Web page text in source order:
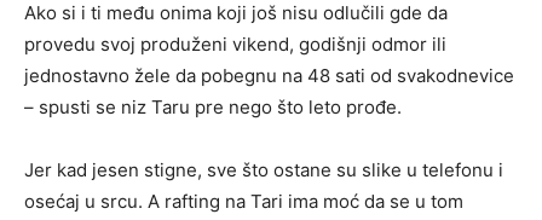
Ako si i ti među onima koji još nisu odlučili gde da
provedu svoj produženi vikend, godišnji odmor ili
jednostavno žele da pobegnu na 48 sati od svakodnevice
– spusti se niz Taru pre nego što leto prođe.
Jer kad jesen stigne, sve što ostane su slike u telefonu i
osećaj u srcu. A rafting na Tari ima moć da se u tom